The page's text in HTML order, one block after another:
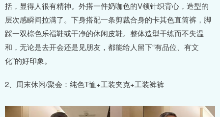
括，显得人很有精神。外搭一件奶咖色的V领针织背心，造型的
层次感瞬间拉满了。下身搭配一条剪裁合身的卡其色直筒裤，脚
踩一双棕色乐福鞋或干净的休闲皮鞋。整体造型干练而不失温
和，无论是去开会还是见朋友，都能给人留下“有品位、有文
化”的好印象。
2、周末休闲/聚会：纯色T恤+工装夹克+工装裤裤